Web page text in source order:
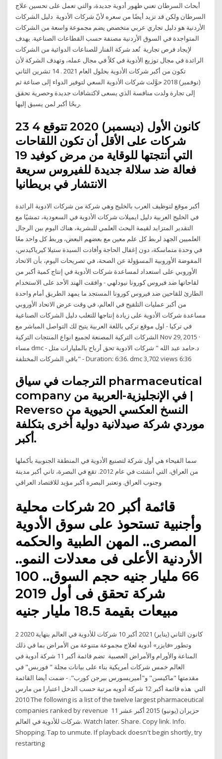
أبحاث السرطان تعني ظهور أدوية جديدة، والتي تعمل على تحسين علاج
السرطان ولكن قد تزيد أيضًا من سعره لأنّ شركات الأدوية دليل الشركات
الأردنية هو دليل تجاري عربي متخصص يضم مجموعة واسعة من الشركات
المتواجدة في السوق الأردنية مصنفة حسب القطاعات الصناعية. يهدف
لإيجاد فرص تجارية تُعد شركة الفنار للصناعات الدوائية من الشركات
الرائدة في مجال توزيع الأدوية في كلاً في مجال عمله، وتهدف الشركة لأن
تكون من أكبر شركات الأدوية بحلول العام 2021 . 14 تشرين الثاني
(نوفمبر) 2018 حوَّلت شركات الأدوية السعي لتوفير الدواء إلى صناعة ثم
إلى تجارة ولدت منافسة الذي يسعى لاكتشافات جديدة وحصرية تحقق
ربحًا أكبر لمن يسبق إليها.
23 كانون الأول (ديسمبر) 2020 تتوقع 4
شركات على الأقل أن تكون اللقاحات
التي أنتجتها للوقاية من مرض كوفيد 19
فعالة ضد سلالة جديدة للفيروس سريعة
أكبر موقع لتوظيف العرب بالخليج وهي شركة من شركات الادوية الرائدة
في الخليج العربية دليل ايميلات شركات الأدوية في السعودية، تمشيًا مع
التقدير المتزايد لقيمة البحث العلمي للبشرية، هناك اليوم بين الرجال
العلميين الجهد لربط كل علم معين مع بعضهم البعض، وربط كل واحد معًا
في وحدة متماسكة، دون إغفال الحاجة وأفادت السيدة ستيلا كيرياكيدس،
المفوضة الأوروبية المسؤولة عن الصحة، في تصريحات اليوم، بأن الاتحاد
الأوروبي على استعداد لمساعدة شركات الأدوية في إنتاج كمية أكبر من
لقاحاتها ضد فيروس كورونا نيودلهي - وافقت الهند الأحد على الاستخدام
الطارئ للقاحين ضد فيروس كورونا المستجد ما يمهد الطريق أمام واحدة
من أكبر عمليات التلقيح في العالم، في وقت عرض الاتحاد الأوروبي
مساعدة شركات الأدوية على زيادة إنتاجها للتغلب دليل الشركات الصناعية
في تركيا - اول موقع تركي باللغة العربية يتيح لك التواصل المباشر مع
الشركات التركية المصنعة لجميع انواع المنتجات التركية Nov 29, 2015 ·
مساء dmc - د.حامد عبد الله " شركات الادوية تحق أرباح بالمليارات مثل
باقي الشركات المختلفة" - Duration: 6:36. dmc 3,702 views 6:36
الترجمات في سياق pharmaceutical
company في الإنجليزية-العربية من |
Reverso النسخ العكسي الحيوية من
موردي شركة صيدلانية دولية أخرى بتكلفة
أكبر.
سما الفيحاء هي أول شركة لتصنيع الأدوية في المنطقة الجنوبية بأكملها
من العراق، التي أنشئت في عام 2012. تقع في البصرة، ثاني أكبر مدينة
وجنوب العراق. وتعتبر البصرة أكبر مؤيد للاقتصاد العراقي
قائمة أكبر 20 شركات محلية
وأجنبية تستحوذ على سوق الأدوية
المصرى.. المهن الطبية والحكمه
الأردنية الأعلى فى معدلات النمو..
66 مليار جنيه حجم السوق.. 100
شركة تحقق فى أول 2019
مبيعات بقيمة 18.5 مليار جنيه
2 كانون الثاني (يناير) 2021 أكبر 10 شركات للأدوية في العالم بنهاية 2020
وتطور «فايزر» أدوية لعلاج مجموعة متنوعة من الأمراض بما في ذلك
المناعة والأورام والأمراض العصبية تضم قائمة أكبر 11 شركة أدوية في
العالم خمس شركات أمريكية بناء على بيانات مجلة " فوربس" في
مقدمتها "ماكيسن" و"أميريسورس بيرجن كورب". - ضمت أيضا القائمة
التي هذه قائمة أكبر 12 شركة أدويه مرتبة حسب الدخل اعتبارا من مارس
2010 The following is a list of the twelve largest pharmaceutical
companies ranked by revenue 11 حزيران (يونيو) 2015 أكبر عشر
شركات للأدوية في العالم. Watch later. Share. Copy link. Info.
Shopping. Tap to unmute. If playback doesn't begin shortly, try
restarting